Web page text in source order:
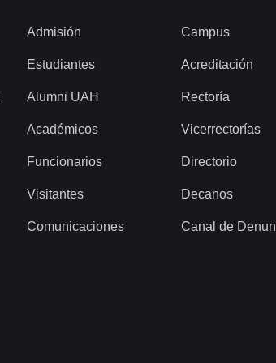
Admisión
Estudiantes
Alumni UAH
Académicos
Funcionarios
Visitantes
Comunicaciones
Campus
Acreditación
Rectoría
Vicerrectorías
Directorio
Decanos
Canal de